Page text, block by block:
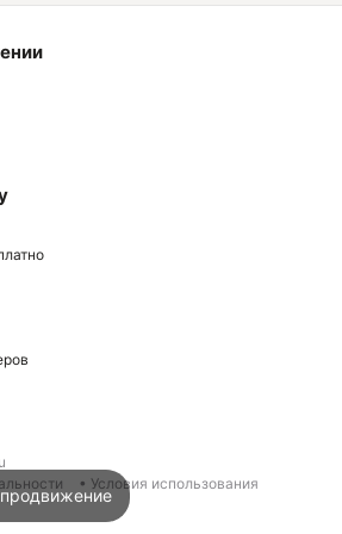
• Условия использования
продвижение